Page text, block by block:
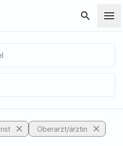
search
close Oberarzt/ärztin close